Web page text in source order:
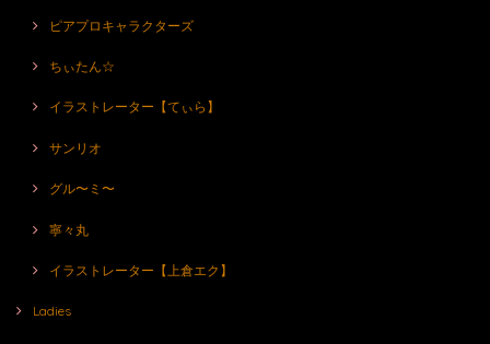
ピアプロキャラクターズ
ちぃたん☆
イラストレーター【てぃら】
サンリオ
グル〜ミ〜
寧々丸
イラストレーター【上倉エク】
Ladies